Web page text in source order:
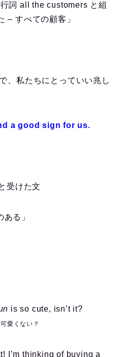
詞 all the customers と組
– すべての顧客」
、私たちにとっていい兆し
a good sign for us.
受けた文
る」
is so cute, isn’t it?
愛くない？
I’m thinking of buying a